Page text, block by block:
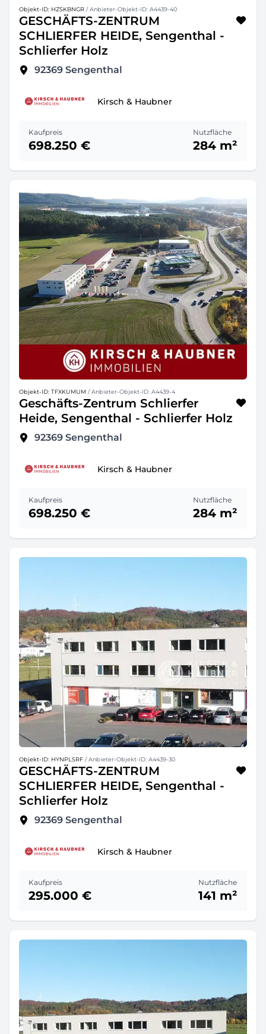
Objekt-ID: HZSKBNGR / Anbieter-Objekt-ID: A4439-40
GESCHÄFTS-ZENTRUM
SCHLIERFER HEIDE, Sengenthal -
Schlierfer Holz
92369 Sengenthal
Kirsch & Haubner
Kaufpreis
698.250 €
Nutzfläche
284 m²
Objekt-ID: TFXKUMUM / Anbieter-Objekt-ID: A4439-4
Geschäfts-Zentrum Schlierfer
Heide, Sengenthal - Schlierfer Holz
92369 Sengenthal
Kirsch & Haubner
Kaufpreis
698.250 €
Nutzfläche
284 m²
Objekt-ID: HYNPLSRF / Anbieter-Objekt-ID: A4439-30
GESCHÄFTS-ZENTRUM
SCHLIERFER HEIDE, Sengenthal -
Schlierfer Holz
92369 Sengenthal
Kirsch & Haubner
Kaufpreis
295.000 €
Nutzfläche
141 m²